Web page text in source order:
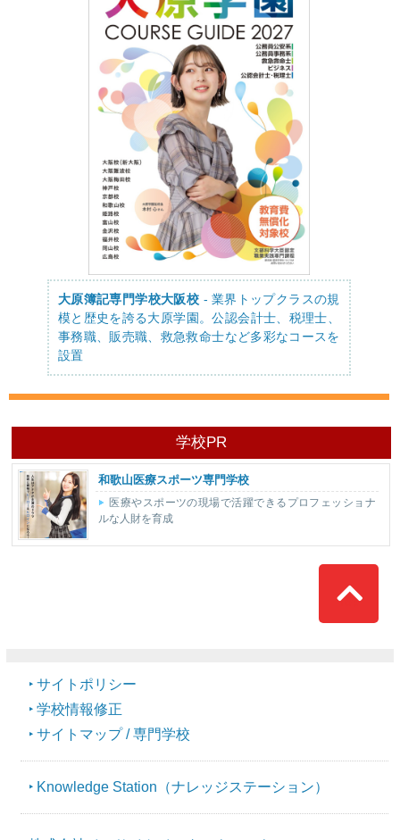
大原簿記専門学校大阪校 - 業界トップクラスの規
模と歴史を誇る大原学園。公認会計士、税理士、
事務職、販売職、救急救命士など多彩なコースを
設置
学校PR
和歌山医療スポーツ専門学校
医療やスポーツの現場で活躍できるプロフェッショナ
ルな人財を育成
Top
サイトポリシー
学校情報修正
サイトマップ / 専門学校
Knowledge Station（ナレッジステーション）